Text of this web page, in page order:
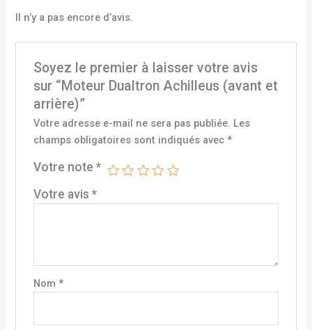
Il n’y a pas encore d’avis.
Soyez le premier à laisser votre avis
sur “Moteur Dualtron Achilleus (avant et
arrière)”
Votre adresse e-mail ne sera pas publiée. Les
champs obligatoires sont indiqués avec *
Votre note *
Votre avis *
Nom *